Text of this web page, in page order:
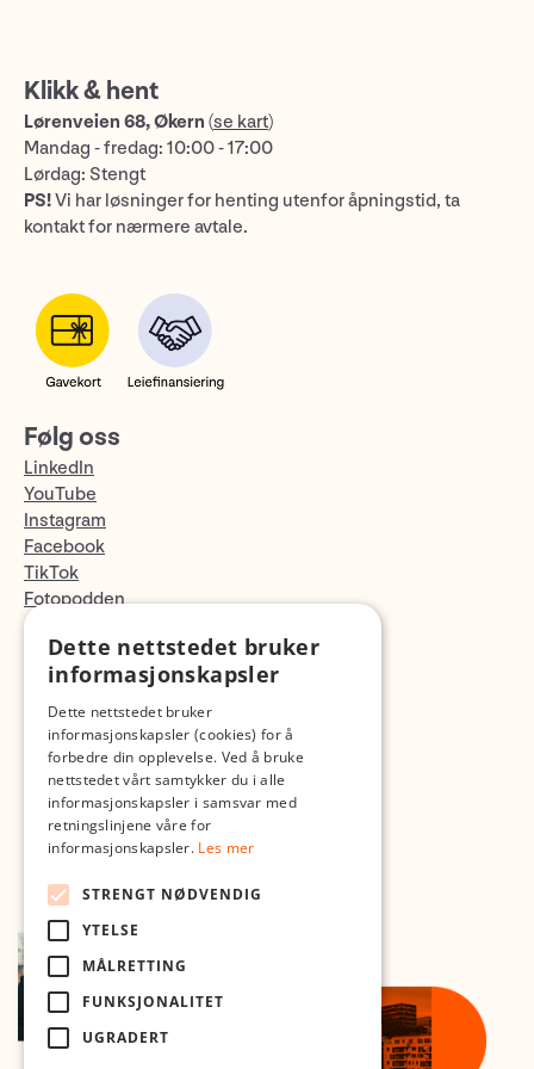
Klikk & hent
Lørenveien 68, Økern (se kart)
Mandag - fredag: 10:00 - 17:00
Lørdag: Stengt
PS!Vi har løsninger for henting utenfor åpningstid, ta
kontakt for nærmere avtale.
Følg oss
LinkedIn
YouTube
Instagram
Facebook
TikTok
Fotopodden
Med forbehold om skrive- og lagerfeil
Dette nettstedet bruker
informasjonskapsler
Dette nettstedet bruker
informasjonskapsler (cookies) for å
forbedre din opplevelse. Ved å bruke
nettstedet vårt samtykker du i alle
informasjonskapsler i samsvar med
retningslinjene våre for
informasjonskapsler. Les mer
STRENGT NØDVENDIG
YTELSE
MÅLRETTING
FUNKSJONALITET
UGRADERT